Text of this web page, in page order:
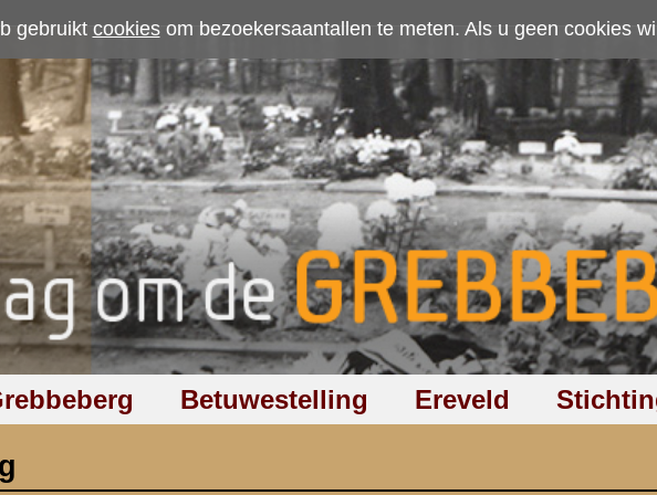
om bezoekersaantallen te meten. Als u geen cookies wilt toestaan kunt u hier klikken Accepteer cookies
Betuwestelling Ereveld Stichting Discussiegroep Zoeken